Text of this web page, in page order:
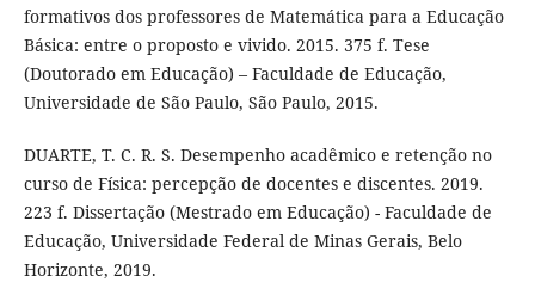
formativos dos professores de Matemática para a Educação
Básica: entre o proposto e vivido. 2015. 375 f. Tese
(Doutorado em Educação) – Faculdade de Educação,
Universidade de São Paulo, São Paulo, 2015.
DUARTE, T. C. R. S. Desempenho acadêmico e retenção no
curso de Física: percepção de docentes e discentes. 2019.
223 f. Dissertação (Mestrado em Educação) - Faculdade de
Educação, Universidade Federal de Minas Gerais, Belo
Horizonte, 2019.